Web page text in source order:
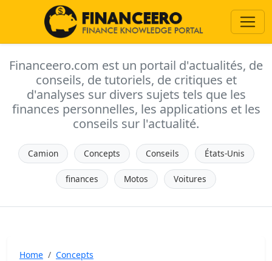
Financeero.com est un portail d'actualités, de
conseils, de tutoriels, de critiques et
d'analyses sur divers sujets tels que les
finances personnelles, les applications et les
conseils sur l'actualité.
Camion Concepts Conseils États-Unis
finances Motos Voitures
Home Concepts